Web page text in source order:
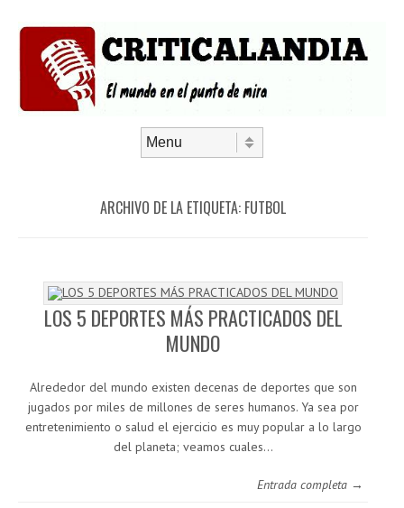
ARCHIVO DE LA ETIQUETA: FUTBOL
LOS 5 DEPORTES MÁS PRACTICADOS DEL
MUNDO
Alrededor del mundo existen decenas de deportes que son
jugados por miles de millones de seres humanos. Ya sea por
entretenimiento o salud el ejercicio es muy popular a lo largo
del planeta; veamos cuales…
Entrada completa →